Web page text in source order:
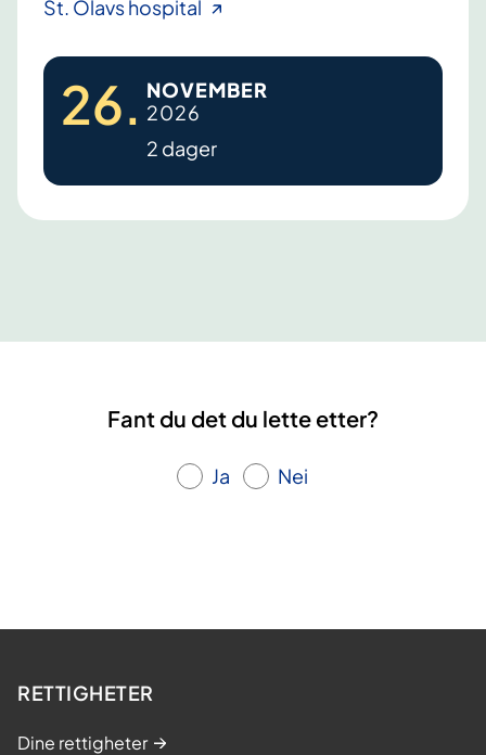
St. Olavs hospital C
o
h
s
s
æ
i
26. NOVEMBER
2026
2 dager
Fant du det du lette etter?
Ja Nei
RETTIGHETER
Dine rettigheter